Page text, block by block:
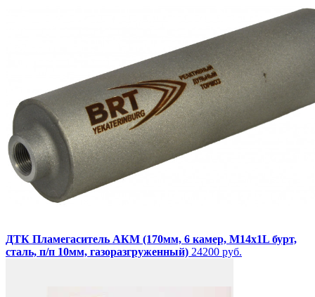
ДТК Пламегаситель АКМ (170мм, 6 камер, М14х1L бурт,
сталь, п/п 10мм, газоразгруженный) 24200 руб.